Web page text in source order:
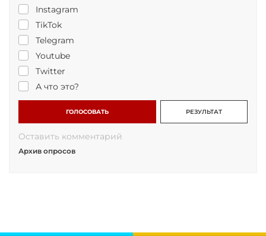
Instagram
TikTok
Telegram
Youtube
Twitter
А что это?
ГОЛОСОВАТЬ РЕЗУЛЬТАТ
Оставить комментарий
Архив опросов